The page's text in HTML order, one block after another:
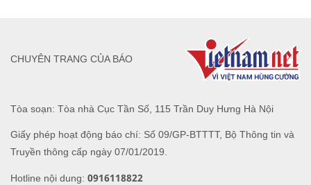
Tòa soạn: Tòa nhà Cục Tần Số, 115 Trần Duy Hưng Hà Nội
Giấy phép hoạt động báo chí: Số 09/GP-BTTTT, Bộ Thông tin và
Truyền thông cấp ngày 07/01/2019.
Hotline nội dung: 0916118822
CHUYÊN TRANG CỦA BÁO